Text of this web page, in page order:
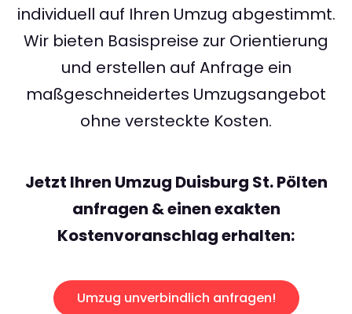
individuell auf Ihren Umzug abgestimmt.
Wir bieten Basispreise zur Orientierung
und erstellen auf Anfrage ein
maßgeschneidertes Umzugsangebot
ohne versteckte Kosten.
Jetzt Ihren Umzug Duisburg St. Pölten
anfragen & einen exakten
Kostenvoranschlag erhalten:
Umzug unverbindlich anfragen!